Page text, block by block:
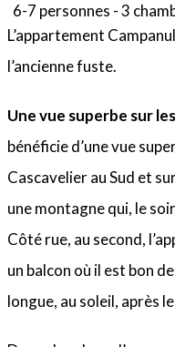
6-7 personnes - 3
L’appartement
l’ancienne fuste.
Une vue superbe sur
bénéficie d’une vue
Cascavelier au Sud et
une montagne qui, le
Côté rue, au second,
un balcon où il est bon
longue, au soleil, après